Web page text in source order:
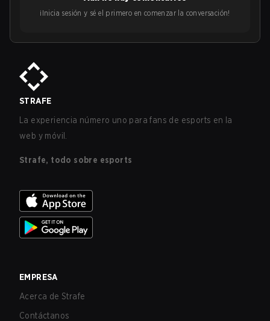
¡Inicia sesión y sé el primero en comenzar la conversación!
STRAFE
La experiencia número uno para fans de esports en la
web y móvil.
Strafe, todo sobre esports
EMPRESA
Acerca de Strafe
Contáctanos